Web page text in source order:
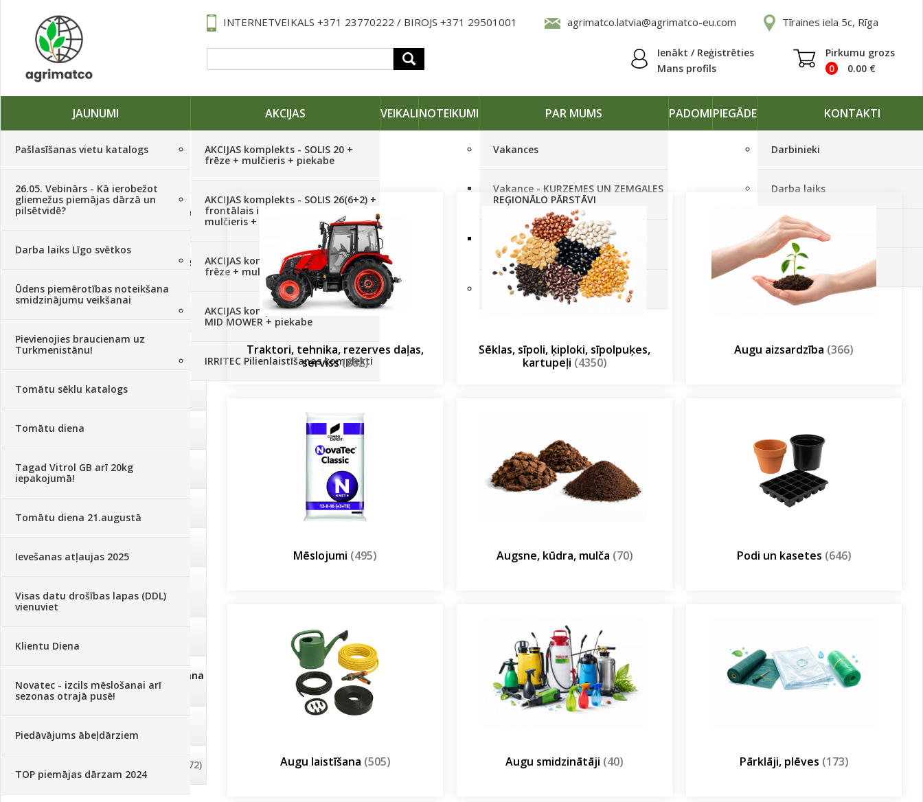
INTERNETVEIKALS +371 23770222 / BIROJS +371 29501001 agrimatco.latvia@agrimatco-eu.com Tīraines iela 5c, Rīga
Ienākt / Reģistrēties
Mans profils
Pirkumu grozs
0
0.00 €
JAUNUMI
Pašlasīšanas vietu katalogs
26.05. Vebinārs - Kā ierobežot
gliemežus piemājas dārzā un
pilsētvidē?
Darba laiks Līgo svētkos
Ūdens piemērotības noteikšana
smidzinājumu veikšanai
Pievienojies braucienam uz
Turkmenistānu!
Tomātu sēklu katalogs
Tomātu diena
Tagad Vitrol GB arī 20kg
iepakojumā!
Tomātu diena 21.augustā
Ievešanas atļaujas 2025
Visas datu drošības lapas (DDL)
vienuviet
Klientu Diena
Novatec - izcils mēslošanai arī
sezonas otrajā pusē!
Piedāvājums ābeļdārziem
TOP piemājas dārzam 2024
AKCIJAS
AKCIJAS komplekts - SOLIS 20 +
frēze + mulčieris + piekabe
AKCIJAS komplekts - SOLIS 26(6+2) +
frontālais iekrāvējs + frēze +
mulčieris + piekabe
AKCIJAS komplekts - SOLIS 26 HST +
frēze + mulčieris
AKCIJAS komplekts - SOLIS 26 HST +
MID MOWER + piekabe
IRRITEC Pilienlaistīšanas komplekti
VEIKALINOTEIKUMI PAR MUMS
Vakances
Vakance - KURZEMES UN ZEMGALES
REĢIONĀLO PĀRSTĀVI
Vakance - NOLIKTAVAS
STRĀDNIEKU VEIKALĀ RĪGĀ
Pieteikties jaunumiem
PADOMIPIEGĀDE KONTAKTI
Darbinieki
Darba laiks
Rekvizīti
Piegādes grafiki
Traktori, tehnika, rezerves daļas,
Sēklas, sīpoli, ķiploki, sīpolpuķes,
Mēslojumi(495)
Augsne, kūdra, mulča
Podi un kasetes
Augu laistīšana(505)
(359)
Dezinfekcija, tīrīšana, mazgāšana
(29)
(72)
Traktori, tehnika, rezerves daļas,
serviss(882)
Sēklas, sīpoli, ķiploki, sīpolpuķes,
kartupeļi (4350)
Augu aizsardzība (366)
Mēslojumi (495) Augsne, kūdra, mulča (70) Podi un kasetes (646)
Augu laistīšana (505) Augu smidzinātāji (40) Pārklāji, plēves (173)